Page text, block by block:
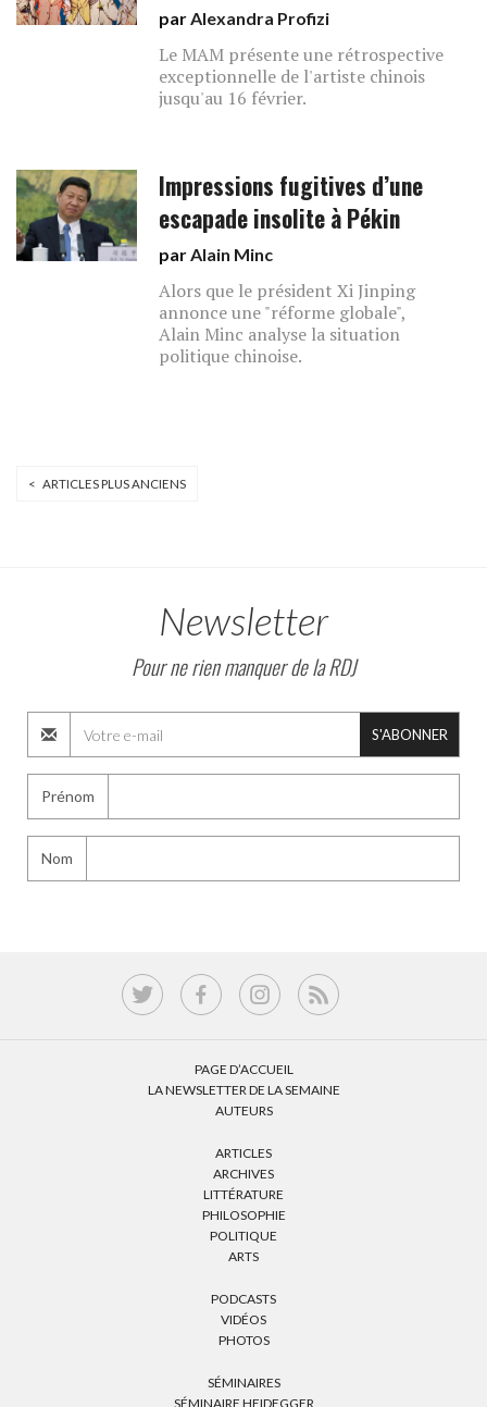
parAlexandra Profizi
Le MAM présente une rétrospective
exceptionnelle de l'artiste chinois
jusqu'au 16 février.
Impressions fugitives d’une
escapade insolite à Pékin
parAlain Minc
Alors que le président Xi Jinping
annonce une "réforme globale",
Alain Minc analyse la situation
politique chinoise.
< ARTICLES PLUS ANCIENS
Newsletter
Pour ne rien manquer de la RDJ
S'ABONNER
Prénom
Nom
PAGE D’ACCUEIL
LA NEWSLETTER DE LA SEMAINE
AUTEURS
ARTICLES
ARCHIVES
LITTÉRATURE
PHILOSOPHIE
POLITIQUE
ARTS
PODCASTS
VIDÉOS
PHOTOS
SÉMINAIRES
SÉMINAIRE HEIDEGGER